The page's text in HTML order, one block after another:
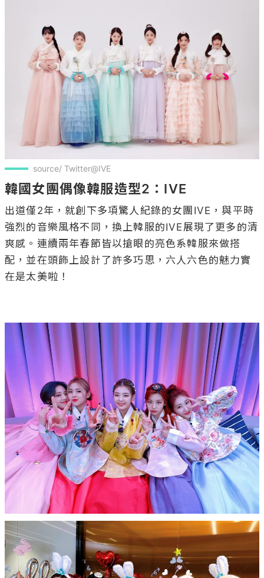
source/ Twitter@IVE
韓國女團偶像韓服造型2：IVE
出道僅2年，就創下多項驚人紀錄的女團IVE，與平時
強烈的音樂風格不同，換上韓服的IVE展現了更多的清
爽感。連續兩年春節皆以搶眼的亮色系韓服來做搭
配，並在頭飾上設計了許多巧思，六人六色的魅力實
在是太美啦！